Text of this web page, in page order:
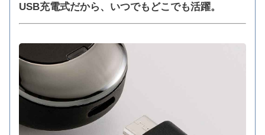
USB充電式だから、いつでもどこでも活躍。